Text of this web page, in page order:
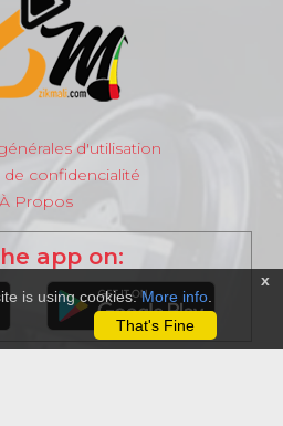
d'utilisation
de confidencialité
À Propos
app on:
x
is using cookies.More info
That's Fine